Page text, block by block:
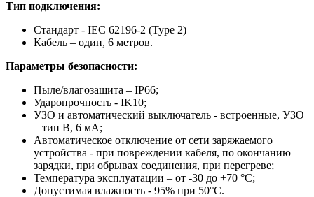
Тип подключения:
Стандарт - IEC 62196-2 (Type 2)
Кабель – один, 6 метров.
Параметры безопасности:
Пыле/влагозащита – IP66;
Ударопрочность - IK10;
УЗО и автоматический выключатель - встроенные, УЗО
– тип B, 6 мА;
Автоматическое отключение от сети заряжаемого
устройства - при повреждении кабеля, по окончанию
зарядки, при обрывах соединения, при перегреве;
Температура эксплуатации – от -30 до +70 °C;
Допустимая влажность - 95% при 50°C.